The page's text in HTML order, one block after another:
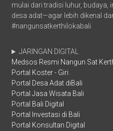
mulai dari tradisi luhur, budaya,
desa adat—agar lebih dikenal
#nangunsatkerthilokabali
JARINGAN DIGITAL
Medsos Resmi Nangun Sat
Portal Koster - Giri
Portal Desa Adat diBali
Portal Jasa Wisata Bali
Portal Bali Digital
Portal Investasi di Bali
Portal Konsultan Digital